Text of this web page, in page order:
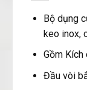
Bộ dụng
keo inox,
Gồm
Đầu vòi